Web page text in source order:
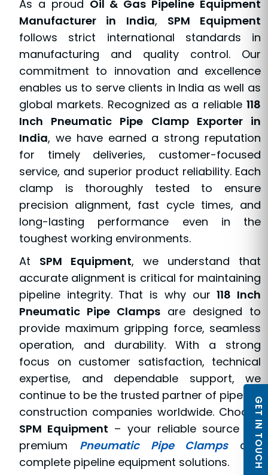
As a proud Oil & Gas Pipeline Equipment
Manufacturer in India, SPM Equipment
follows strict international standards in
manufacturing and quality control. Our
commitment to innovation and excellence
enables us to serve clients in India as well as
global markets. Recognized as a reliable 118
Inch Pneumatic Pipe Clamp Exporter in
India, we have earned a strong reputation
for timely deliveries, customer-focused
service, and superior product reliability. Each
clamp is thoroughly tested to ensure
precision alignment, fast cycle times, and
long-lasting performance even in the
toughest working environments.
At SPM Equipment, we understand that
accurate alignment is critical for maintaining
pipeline integrity. That is why our118 Inch
Pneumatic Pipe Clamps are designed to
provide maximum gripping force, seamless
operation, and durability. With a strong
focus on customer satisfaction, technical
expertise, and dependable support, we
continue to be the trusted partner of pipeline
construction companies worldwide. Choose
SPM Equipment – your reliable source for
premium Pneumatic Pipe Clampsand
complete pipeline equipment solutions.
GET IN TOUCH